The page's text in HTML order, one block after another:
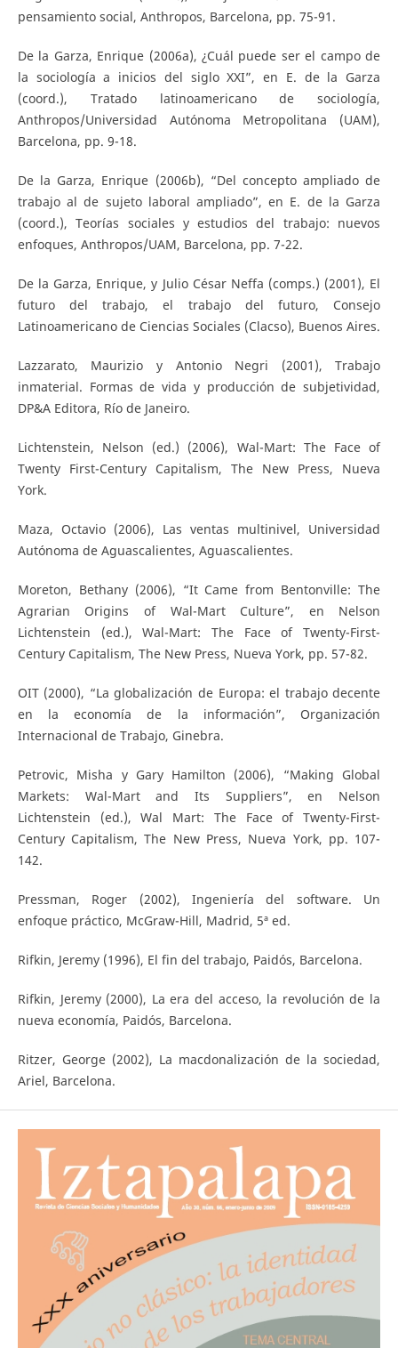
pensamiento social, Anthropos, Barcelona, pp. 75-91.
De la Garza, Enrique (2006a), ¿Cuál puede ser el campo de
la sociología a inicios del siglo XXI”, en E. de la Garza
(coord.), Tratado latinoamericano de sociología,
Anthropos/Universidad Autónoma Metropolitana (UAM),
Barcelona, pp. 9-18.
De la Garza, Enrique (2006b), “Del concepto ampliado de
trabajo al de sujeto laboral ampliado”, en E. de la Garza
(coord.), Teorías sociales y estudios del trabajo: nuevos
enfoques, Anthropos/UAM, Barcelona, pp. 7-22.
De la Garza, Enrique, y Julio César Neffa (comps.) (2001), El
futuro del trabajo, el trabajo del futuro, Consejo
Latinoamericano de Ciencias Sociales (Clacso), Buenos Aires.
Lazzarato, Maurizio y Antonio Negri (2001), Trabajo
inmaterial. Formas de vida y producción de subjetividad,
DP&A Editora, Río de Janeiro.
Lichtenstein, Nelson (ed.) (2006), Wal-Mart: The Face of
Twenty First-Century Capitalism, The New Press, Nueva
York.
Maza, Octavio (2006), Las ventas multinivel, Universidad
Autónoma de Aguascalientes, Aguascalientes.
Moreton, Bethany (2006), “It Came from Bentonville: The
Agrarian Origins of Wal-Mart Culture”, en Nelson
Lichtenstein (ed.), Wal-Mart: The Face of Twenty-First-
Century Capitalism, The New Press, Nueva York, pp. 57-82.
OIT (2000), “La globalización de Europa: el trabajo decente
en la economía de la información”, Organización
Internacional de Trabajo, Ginebra.
Petrovic, Misha y Gary Hamilton (2006), “Making Global
Markets: Wal-Mart and Its Suppliers”, en Nelson
Lichtenstein (ed.), Wal Mart: The Face of Twenty-First-
Century Capitalism, The New Press, Nueva York, pp. 107-
142.
Pressman, Roger (2002), Ingeniería del software. Un
enfoque práctico, McGraw-Hill, Madrid, 5ª ed.
Rifkin, Jeremy (1996), El fin del trabajo, Paidós, Barcelona.
Rifkin, Jeremy (2000), La era del acceso, la revolución de la
nueva economía, Paidós, Barcelona.
Ritzer, George (2002), La macdonalización de la sociedad,
Ariel, Barcelona.